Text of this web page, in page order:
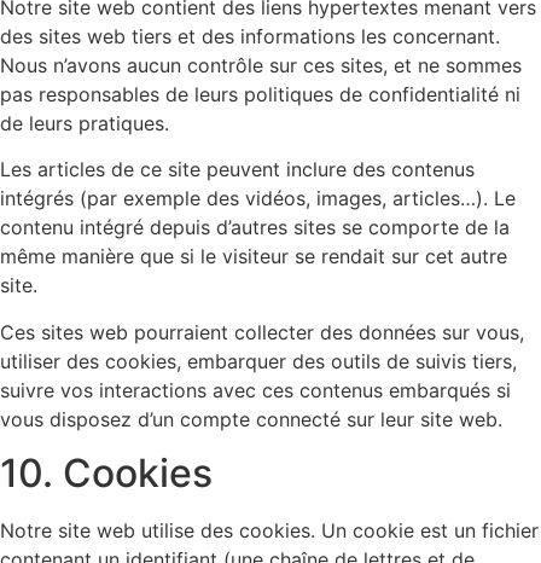
Notre site web contient des liens hypertextes menant vers
des sites web tiers et des informations les concernant.
Nous n’avons aucun contrôle sur ces sites, et ne sommes
pas responsables de leurs politiques de confidentialité ni
de leurs pratiques.
Les articles de ce site peuvent inclure des contenus
intégrés (par exemple des vidéos, images, articles…). Le
contenu intégré depuis d’autres sites se comporte de la
même manière que si le visiteur se rendait sur cet autre
site.
Ces sites web pourraient collecter des données sur vous,
utiliser des cookies, embarquer des outils de suivis tiers,
suivre vos interactions avec ces contenus embarqués si
vous disposez d’un compte connecté sur leur site web.
10. Cookies
Notre site web utilise des cookies. Un cookie est un fichier